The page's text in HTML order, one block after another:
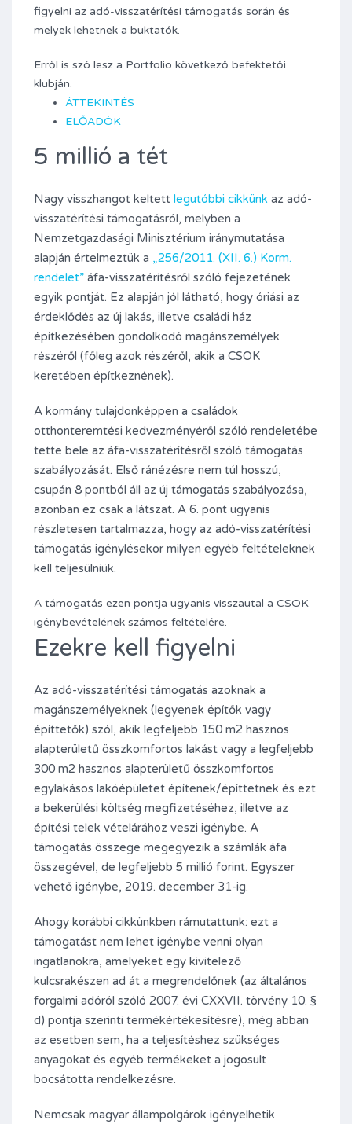
figyelni az adó-visszatérítési támogatás során és
melyek lehetnek a buktatók.
Erről is szó lesz a Portfolio következő befektetői
klubján.
ÁTTEKINTÉS
ELŐADÓK
5 millió a tét
Nagy visszhangot keltett legutóbbi cikkünk az adó-
visszatérítési támogatásról, melyben a
Nemzetgazdasági Minisztérium iránymutatása
alapján értelmeztük a „256/2011. (XII. 6.) Korm.
rendelet” áfa-visszatérítésről szóló fejezetének
egyik pontját. Ez alapján jól látható, hogy óriási az
érdeklődés az új lakás, illetve családi ház
építkezésében gondolkodó magánszemélyek
részéről (főleg azok részéről, akik a CSOK
keretében építkeznének).
A kormány tulajdonképpen a családok
otthonteremtési kedvezményéről szóló rendeletébe
tette bele az áfa-visszatérítésről szóló támogatás
szabályozását. Első ránézésre nem túl hosszú,
csupán 8 pontból áll az új támogatás szabályozása,
azonban ez csak a látszat. A 6. pont ugyanis
részletesen tartalmazza, hogy az adó-visszatérítési
támogatás igénylésekor milyen egyéb feltételeknek
kell teljesülniük.
A támogatás ezen pontja ugyanis visszautal a CSOK
igénybevételének számos feltételére.
Ezekre kell figyelni
Az adó-visszatérítési támogatás azoknak a
magánszemélyeknek (legyenek építők vagy
építtetők) szól, akik legfeljebb 150 m2 hasznos
alapterületű összkomfortos lakást vagy a legfeljebb
300 m2 hasznos alapterületű összkomfortos
egylakásos lakóépületet építenek/építtetnek és ezt
a bekerülési költség megfizetéséhez, illetve az
építési telek vételárához veszi igénybe. A
támogatás összege megegyezik a számlák áfa
összegével, de legfeljebb 5 millió forint. Egyszer
vehető igénybe, 2019. december 31-ig.
Ahogy korábbi cikkünkben rámutattunk: ezt a
támogatást nem lehet igénybe venni olyan
ingatlanokra, amelyeket egy kivitelező
kulcsrakészen ad át a megrendelőnek (az általános
forgalmi adóról szóló 2007. évi CXXVII. törvény 10. §
d) pontja szerinti termékértékesítésre), még abban
az esetben sem, ha a teljesítéshez szükséges
anyagokat és egyéb termékeket a jogosult
bocsátotta rendelkezésre.
Nemcsak magyar állampolgárok igényelhetik